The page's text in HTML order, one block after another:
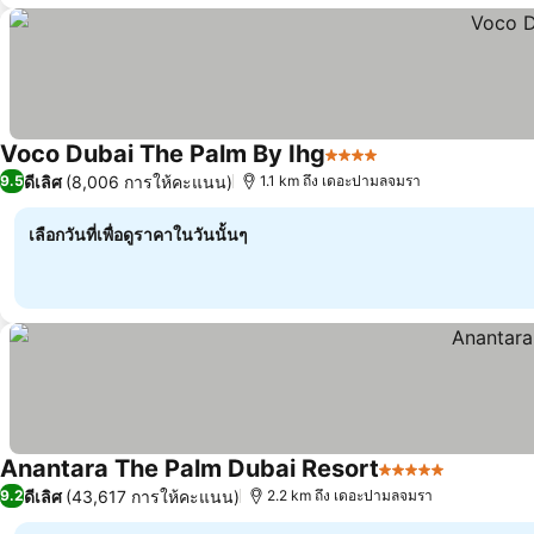
Voco Dubai The Palm By Ihg4 ดาว
9.5ดีเลิศ (8,006 การให้คะแนน) 1.1 km ถึง เดอะปามลจมรา
เลือกวันที่เพื่อดูราคาในวันนั้นๆ
Anantara The Palm Dubai Resort5 ดาว
9.2ดีเลิศ (43,617 การให้คะแนน) 2.2 km ถึง เดอะปามลจมรา